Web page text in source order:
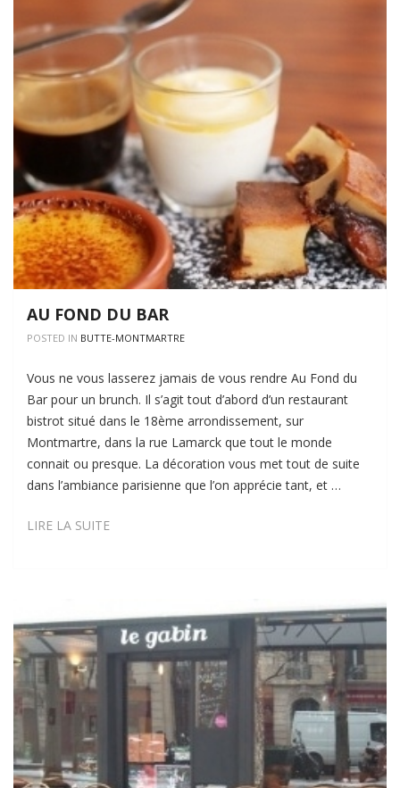
AU FOND DU BAR
POSTED IN BUTTE-MONTMARTRE
Vous ne vous lasserez jamais de vous rendre Au Fond du
Bar pour un brunch. Il s’agit tout d’abord d’un restaurant
bistrot situé dans le 18ème arrondissement, sur
Montmartre, dans la rue Lamarck que tout le monde
connait ou presque. La décoration vous met tout de suite
dans l’ambiance parisienne que l’on apprécie tant, et …
LIRE LA SUITEAU